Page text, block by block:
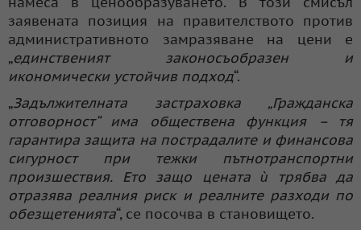
заявената позиция на правителството против
административното замразяване на цени е
„единственият законосъобразен и
икономически устойчив подход“.
„Задължителната застраховка „Гражданска
отговорност“ има обществена функция – тя
гарантира защита на пострадалите и финансова
сигурност при тежки пътнотранспортни
произшествия. Ето защо цената ѝ трябва да
отразява реалния риск и реалните разходи по
обезщетенията“, се посочва в становището.